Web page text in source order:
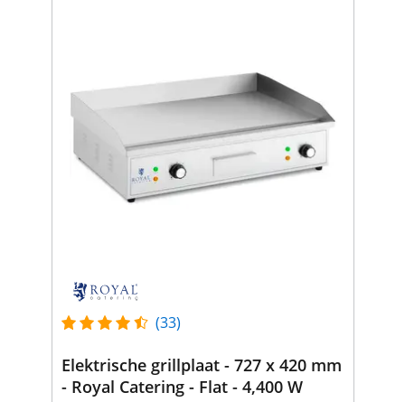
(33)
Elektrische grillplaat - 727 x 420 mm
- Royal Catering - Flat - 4,400 W